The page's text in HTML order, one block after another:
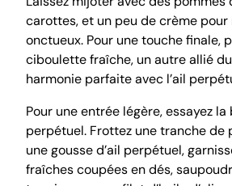
carottes, et un peu de crème
onctueux. Pour une touche finale,
ciboulette fraîche, un autre allié
harmonie parfaite avec l’ail
Pour une entrée légère, essayez la
perpétuel. Frottez une tranche de
une gousse d’ail perpétuel,
fraîches coupées en dés,